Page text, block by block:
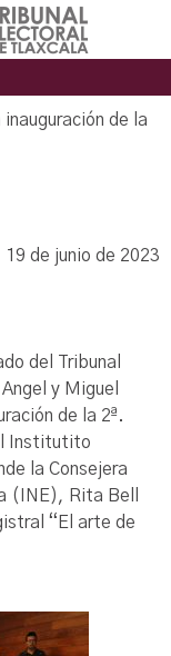
de la
19 de junio de 2023
del Tribunal
y Miguel
de la 2ª.
Institutito
la Consejera
(INE), Rita Bell
“El arte de